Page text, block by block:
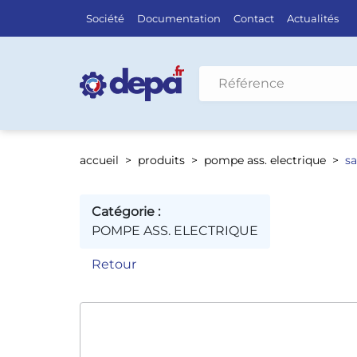
Société Documentation Contact Actualités
Rechercher par véhicule
accueil produits pompe ass. electrique
Catégorie :
POMPE ASS. ELECTRIQUE
Retour